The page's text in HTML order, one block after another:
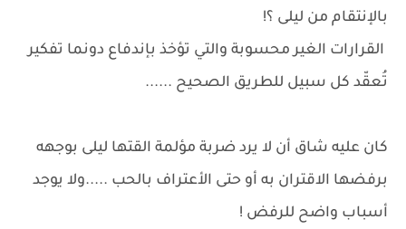
بالإنتقام من ليلى ؟!
القرارات الغير محسوبة والتي تؤخذ بإندفاع دونما تفكير
تُعقّد كل سبيل للطريق الصحيح ......
كان عليه شاق أن لا يرد ضربة مؤلمة القتها ليلى بوجهه
برفضها الاقتران به أو حتى الأعتراف بالحب .....ولا يوجد
أسباب واضح للرفض !